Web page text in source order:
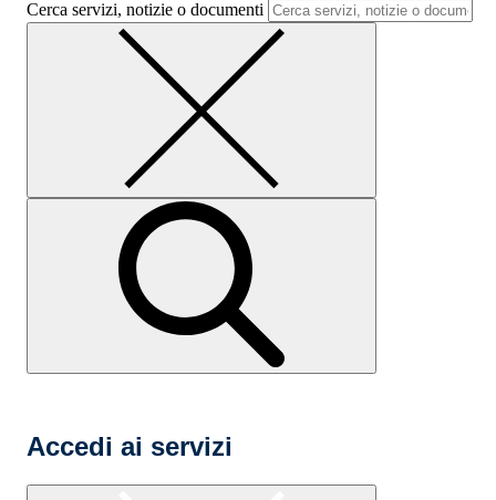
Cerca servizi, notizie o documenti
Accedi ai servizi